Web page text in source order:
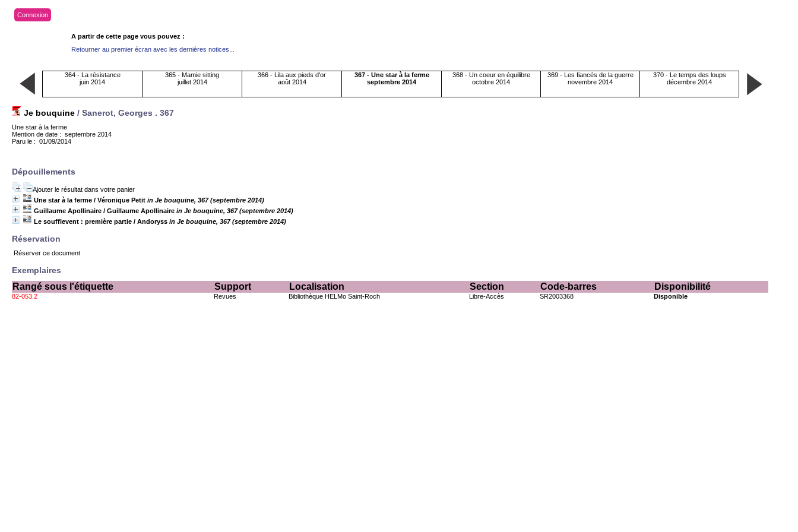
Connexion
A partir de cette page vous pouvez :
Retourner au premier écran avec les dernières notices...
364 - La résistance
juin 2014
365 - Mamie sitting
juillet 2014
366 - Lila aux pieds d'or
août 2014
367 - Une star à la ferme
septembre 2014
368 - Un coeur en équilibre
octobre 2014
369 - Les fiancés de la guerre
novembre 2014
370 - Le temps des loups
décembre 2014
Je bouquine / Sanerot, Georges . 367
Une star à la ferme
Mention de date : septembre 2014
Paru le : 01/09/2014
Dépouillements
Ajouter le résultat dans votre panier
Une star à la ferme / Véronique Petit in Je bouquine, 367 (septembre 2014)
Guillaume Apollinaire / Guillaume Apollinaire in Je bouquine, 367 (septembre 2014)
Le soufflevent : première partie / Andoryss in Je bouquine, 367 (septembre 2014)
Réservation
Réserver ce document
Exemplaires
Rangé sous l'étiquette Support Localisation Section Code-barres Disponibilité
82-053.2 Revues Bibliothèque HELMo Saint-Roch Libre-Accès SR2003368 Disponible